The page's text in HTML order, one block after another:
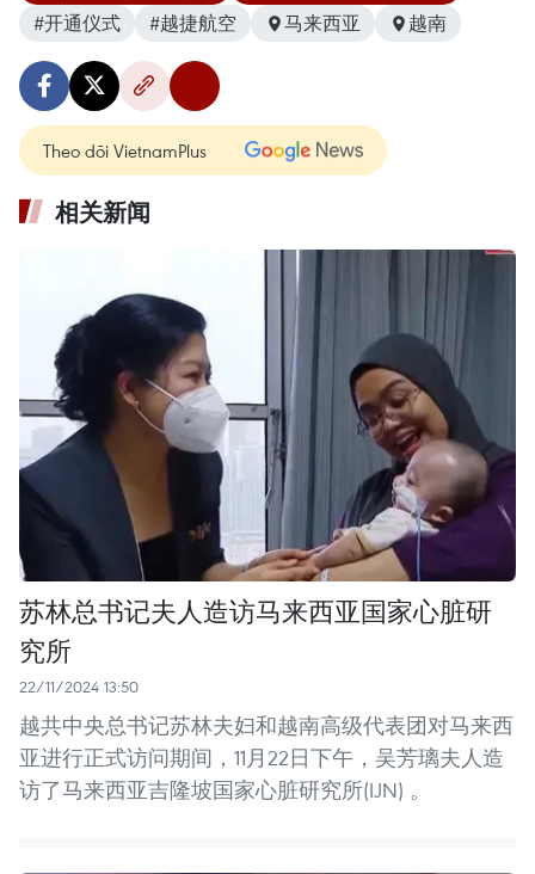
#开通仪式
#越捷航空 马来西亚 越南
Theo dõi VietnamPlus
相关新闻
苏林总书记夫人造访马来西亚国家心脏研
究所
22/11/2024 13:50
越共中央总书记苏林夫妇和越南高级代表团对马来西
亚进行正式访问期间，11月22日下午，吴芳璃夫人造
访了马来西亚吉隆坡国家心脏研究所(IJN) 。